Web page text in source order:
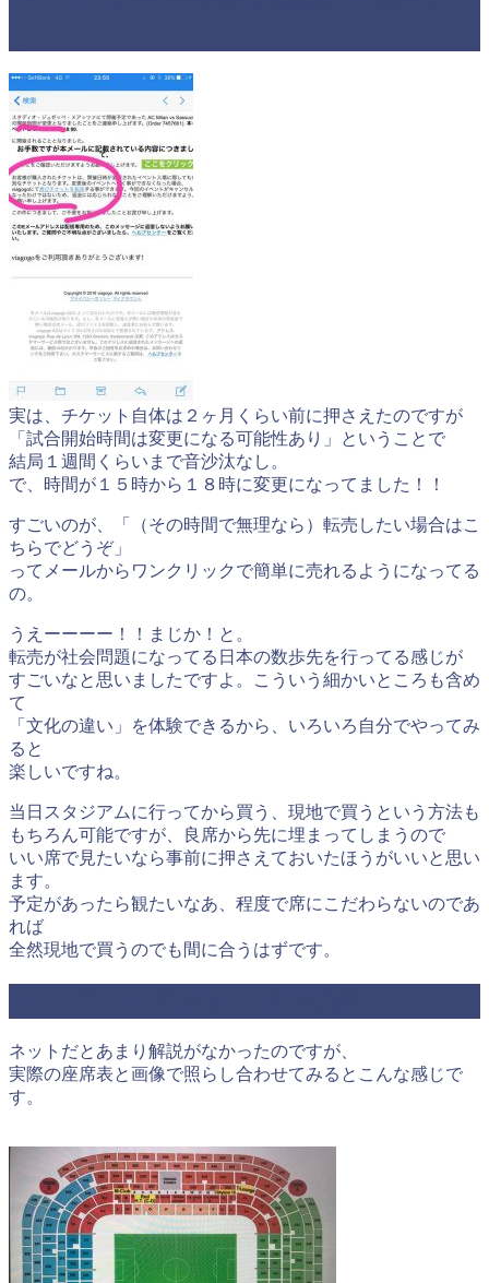
実は、チケット自体は２ヶ月くらい前に押さえたのですが
「試合開始時間は変更になる可能性あり」ということで
結局１週間くらいまで音沙汰なし。
で、時間が１５時から１８時に変更になってました！！
すごいのが、「（その時間で無理なら）転売したい場合はこ
ちらでどうぞ」
ってメールからワンクリックで簡単に売れるようになってる
の。
うえーーーー！！まじか！と。
転売が社会問題になってる日本の数歩先を行ってる感じが
すごいなと思いましたですよ。こういう細かいところも含め
て
「文化の違い」を体験できるから、いろいろ自分でやってみ
ると
楽しいですね。
当日スタジアムに行ってから買う、現地で買うという方法も
もちろん可能ですが、良席から先に埋まってしまうので
いい席で見たいなら事前に押さえておいたほうがいいと思い
ます。
予定があったら観たいなあ、程度で席にこだわらないのであ
れば
全然現地で買うのでも間に合うはずです。
ネットだとあまり解説がなかったのですが、
実際の座席表と画像で照らし合わせてみるとこんな感じで
す。